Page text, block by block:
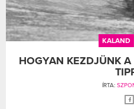
KALAND
HOGYAN KEZDJÜNK
ÍRTA: